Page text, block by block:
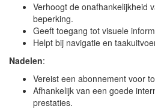
Verhoogt de onafhankelijkheid
beperking.
Geeft toegang tot visuele
Helpt bij navigatie en
Nadelen:
Vereist een abonnement voor
Afhankelijk van een goede
prestaties.